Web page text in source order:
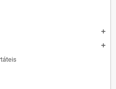
add
add